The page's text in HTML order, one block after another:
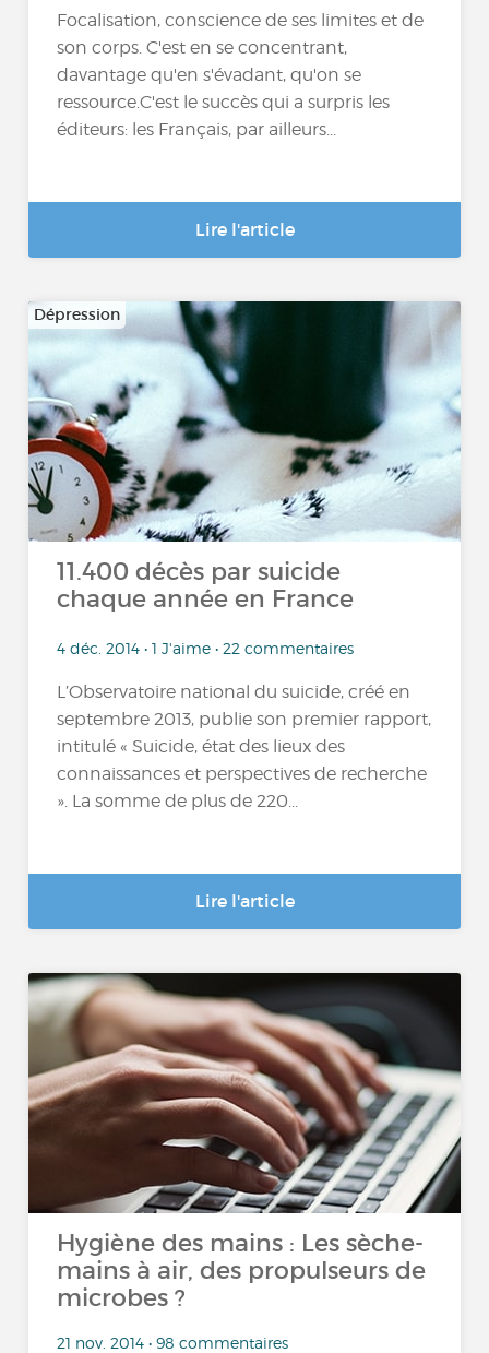
Focalisation, conscience de ses limites et de
son corps. C'est en se concentrant,
davantage qu'en s'évadant, qu'on se
ressource.C'est le succès qui a surpris les
éditeurs: les Français, par ailleurs...
Lire l'article
Dépression
11.400 décès par suicide
chaque année en France
4 déc. 2014 • 1 J'aime • 22 commentaires
L’Observatoire national du suicide, créé en
septembre 2013, publie son premier rapport,
intitulé « Suicide, état des lieux des
connaissances et perspectives de recherche
». La somme de plus de 220...
Lire l'article
Hygiène des mains : Les sèche-
mains à air, des propulseurs de
microbes ?
21 nov. 2014 • 98 commentaires